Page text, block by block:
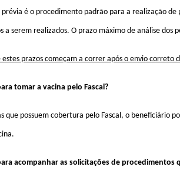
é o procedimento padrão para a realização de
a serem realizados. O prazo máximo de análise dos
prazos começam a correr após o envio correto
tomar a vacina pelo Fascal?
que possuem cobertura pelo Fascal, o
acompanhar as solicitações de procedimentos